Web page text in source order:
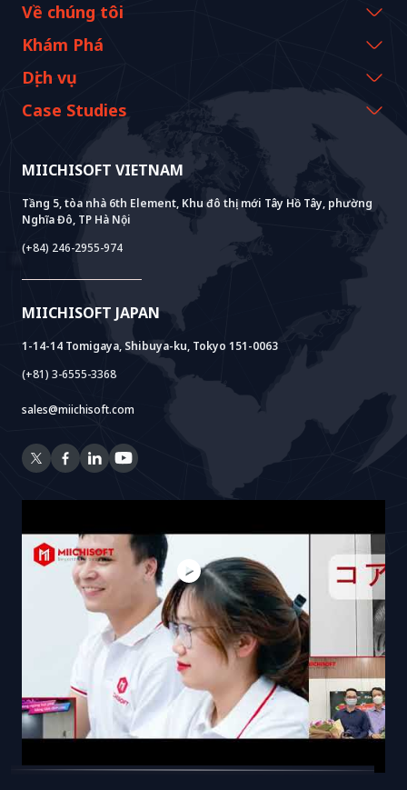
MIICHISOFT VIETNAM
Tầng 5, tòa nhà 6th Element, Khu đô thị mới Tây Hồ Tây, phường
Nghĩa Đô, TP Hà Nội
(+84) 246-2955-974
MIICHISOFT JAPAN
1-14-14 Tomigaya, Shibuya-ku, Tokyo 151-0063
(+81) 3-6555-3368
sales@miichisoft.com
Về chúng tôi
Thông tin công ty
Thông điệp từ CEO
Lịch sử và cột mốc
Giá trị bền vững
Khám Phá
Sự kiện & Webinars
Tài nguyên Miichisoft
Tin tức Miichisoft
FAQ
Dịch vụ
AI CO-CREATION
Phát Triển AI PoC
Core Lab
System Lab
Power Lab
Cloud Lab
AI+ SOLUTIONS
AI+ Products
Meet AI+
AI+ Package
RAG Package
VIETNAM BRIDGE
Mô Hình BOT
Hỗ Trợ Thành Lập Pháp Nhân
Case Studies
Thành tựu
Phỏng vấn khách hàng